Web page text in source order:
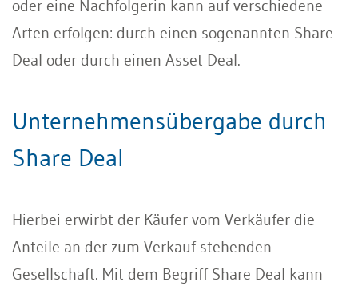
oder eine Nachfolgerin kann auf verschiedene
Arten erfolgen: durch einen sogenannten Share
Deal oder durch einen Asset Deal.
Unternehmensübergabe durch
Share Deal
Hierbei erwirbt der Käufer vom Verkäufer die
Anteile an der zum Verkauf stehenden
Gesellschaft. Mit dem Begriff Share Deal kann